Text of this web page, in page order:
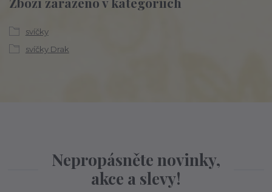
svíčky
svíčky Drak
Nepropásněte novinky,
akce a slevy!